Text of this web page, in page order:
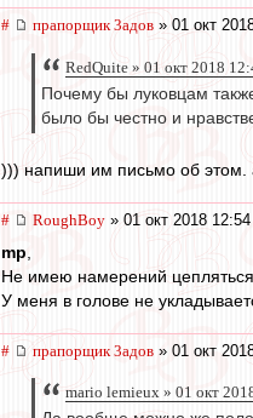
# прапорщик 3адoв » 01 окт
RedQuite » 01 окт 2018
Почему бы луковцам
было бы честно и
))) напиши им письмо об этом.
# RoughBoy » 01 окт 2018 12:54
mp
Не имею намерений цепляться
У меня в голове не
# прапорщик 3адoв » 01 окт
mario lemieux » 01 окт